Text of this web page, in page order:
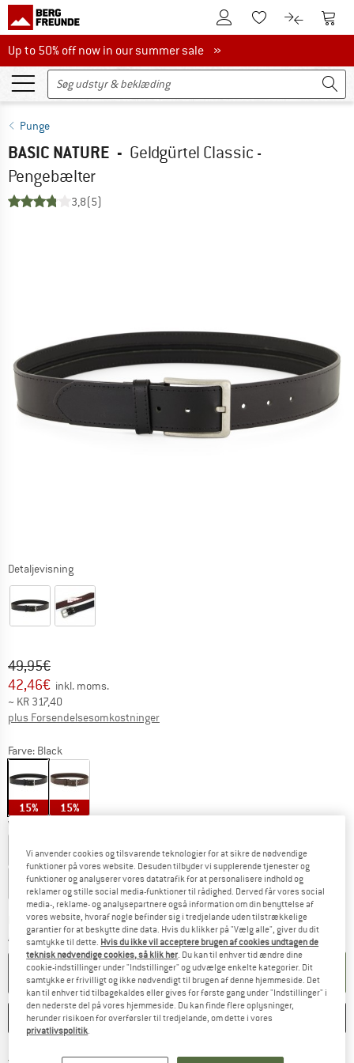
Til kundekontoenTil huskesedlen.
Til Til
Up to 50% off now in our summer sale
Up to 50% off now in our summer sale »
Punge
BASIC NATURE - Geldgürtel Classic -
Pengebælter
3,8(5)
Detaljevisning
Original pris :
49,95€
Pris:
42,46€ inkl. moms.
~ KR 317,40
plus ForsendelsesomkostningerOplysninger om
Farve: Black
15% 15%
Vælg en størrelse:
75 cm 80 cm 85 cm 90 cm 95 cm
100 cm 105 cm 110 cm 120 cm
Leveringstid: 4-6 arbejdsdageLinket åbnes i en infoboks og indeholder
Antal:
LÆG I KURV
HUSKE SAMMENLIGNE
Portofri fra 69 € (DK)Find oplysninger om forsendelse her!
Vi anvender cookies og tilsvarende teknologier for at sikre de nødvendige
funktioner på vores website. Desuden tilbyder vi supplerende tjenester og
funktioner og analyserer vores datatrafik for at personalisere indhold og
reklamer og stille social media-funktioner til rådighed. Derved får vores social
media-, reklame- og analysepartnere også information om din benyttelse af
vores website, hvoraf nogle befinder sig i tredjelande uden tilstrækkelige
garantier for at beskytte dine data. Hvis du klikker på "Vælg alle", giver du dit
samtykke til dette. Hvis du ikke vil acceptere brugen af cookies undtagen de
teknisk nødvendige cookies, så klik her. Du kan til enhver tid ændre dine
cookie-indstillinger under "Indstillinger" og udvælge enkelte kategorier. Dit
samtykke er frivilligt og ikke nødvendigt til brugen af denne hjemmeside. Det
kan til enhver tid tilbagekaldes eller gives for første gang under "Indstillinger" i
den nederste del på vores hjemmeside. Du kan finde flere oplysninger,
herunder risikoen for overførsler til tredjelande, om dette i vores
privatlivspolitik.